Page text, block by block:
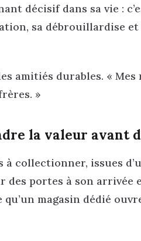
décisif dans sa vie :
sa débrouillardise
amitiés durables. « Mes
»
la valeur avant
collectionner, issues
portes à son arrivée
magasin dédié